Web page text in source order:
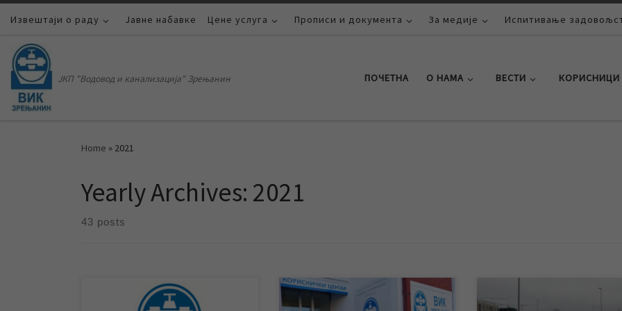
Skip to content
Извештаји о раду Јавне набавке Цене услуга Прописи и документа За медије Испитивање
ЈКП "Водовод и канализација" Зрењанин ПОЧЕТНА О НАМА ВЕСТИ КОРИСНИЦИ
Home » 2021
Yearly Archives: 2021
43 posts
И поред свих изазова и проблема
Током новогодишњих и божићних